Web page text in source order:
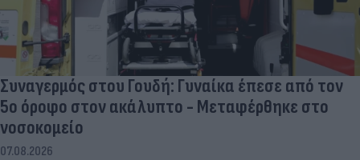
Συναγερμός στου Γουδή: Γυναίκα έπεσε από τον
5ο όροφο στον ακάλυπτο - Μεταφέρθηκε στο
νοσοκομείο
07.08.2026